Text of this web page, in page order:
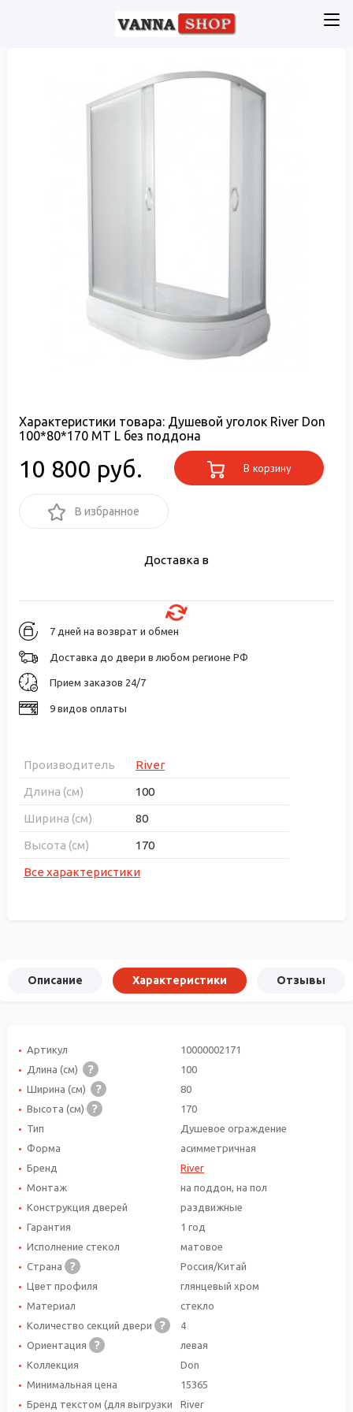
Характеристики товара: Душевой уголок River Don
100*80*170 МТ L без поддона
10 800 руб. В корзину
В избранное
Доставка в
7 дней на возврат и обмен
Доставка до двери в любом регионе РФ
Прием заказов 24/7
9 видов оплаты
Производитель
River
Длина (см)
100
Ширина (см)
80
Высота (см)
170
Все характеристики
Описание Характеристики Отзывы
Артикул
10000002171
Длина (см)
100
Ширина (см)
80
Высота (см)
170
Тип
Душевое ограждение
Форма
асимметричная
Бренд
River
Монтаж
на поддон, на пол
Конструкция дверей
раздвижные
Гарантия
1 год
Исполнение стекол
матовое
Страна
Россия/Китай
Цвет профиля
глянцевый хром
Материал
стекло
Количество секций двери
4
Ориентация
левая
Коллекция
Don
Минимальная цена
15365
Бренд текстом (для выгрузки
River